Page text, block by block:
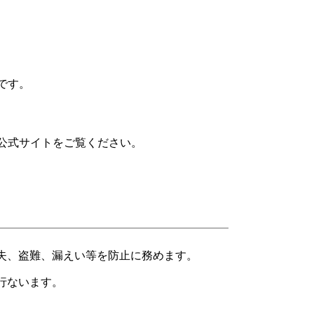
。
サイトをご覧ください。
盗難、漏えい等を防止に務めます。
います。